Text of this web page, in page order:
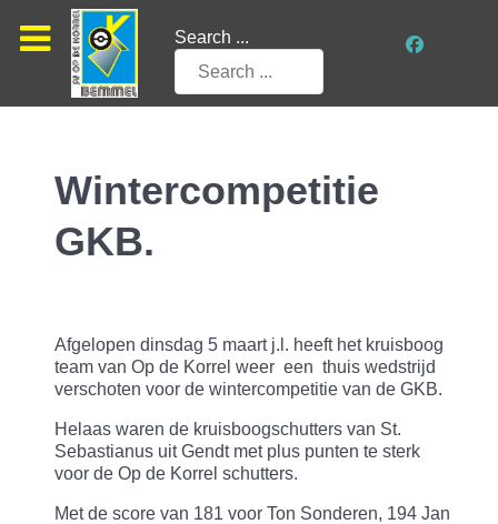
Search ...
Wintercompetitie
GKB.
Afgelopen dinsdag 5 maart j.l. heeft het kruisboog
team van Op de Korrel weer een thuis wedstrijd
verschoten voor de wintercompetitie van de GKB.
Helaas waren de kruisboogschutters van St.
Sebastianus uit Gendt met plus punten te sterk
voor de Op de Korrel schutters.
Met de score van 181 voor Ton Sonderen, 194 Jan